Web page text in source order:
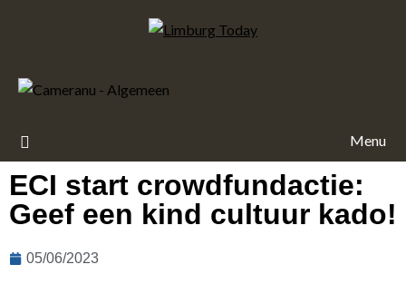
Menu
ECI start crowdfundactie:
Geef een kind cultuur kado!
05/06/2023